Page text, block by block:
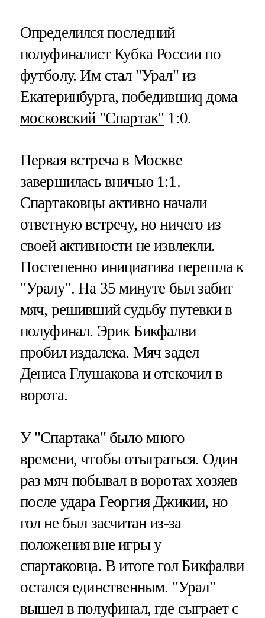
Определился последний
полуфиналист Кубка России по
футболу. Им стал "Урал" из
Екатеринбурга, победившиq дома
московский "Спартак" 1:0.
Первая встреча в Москве
завершилась вничью 1:1.
Спартаковцы активно начали
ответную встречу, но ничего из
своей активности не извлекли.
Постепенно инициатива перешла к
"Уралу". На 35 минуте был забит
мяч, решивший судьбу путевки в
полуфинал. Эрик Бикфалви
пробил издалека. Мяч задел
Дениса Глушакова и отскочил в
ворота.
У "Спартака" было много
времени, чтобы отыграться. Один
раз мяч побывал в воротах хозяев
после удара Георгия Джикии, но
гол не был засчитан из-за
положения вне игры у
спартаковца. В итоге гол Бикфалви
остался единственным. "Урал"
вышел в полуфинал, где сыграет с